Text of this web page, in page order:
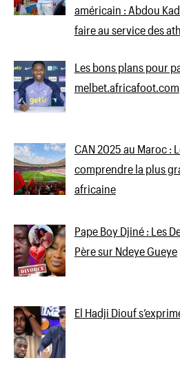
américain : Abdou
faire au service des
Les bons plans pour
melbet.africafoot.com
CAN 2025 au Maroc :
comprendre la plus
africaine
Pape Boy Djiné : Les
Père sur Ndeye Gueye
El Hadji Diouf